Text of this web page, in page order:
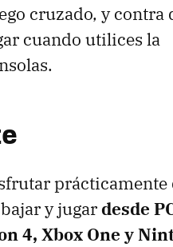
cruzado, y contra
cuando utilices la
prácticamente
y jugardesde
4, Xbox One y